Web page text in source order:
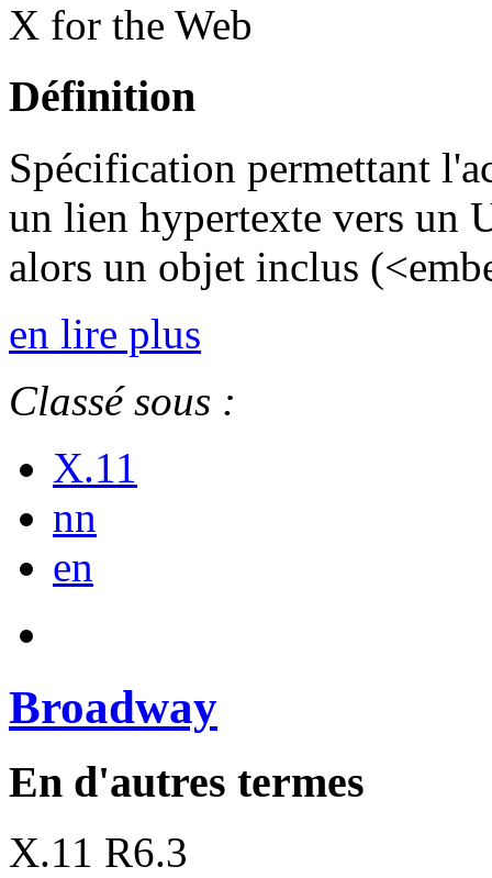
X for the Web
Définition
Spécification permettant
un lien hypertexte vers un
alors un objet inclus
en lire plus
Classé sous :
X.11
nn
en
Broadway
En d'autres termes
X.11 R6.3